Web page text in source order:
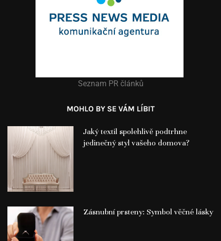
Seznam PR článků
MOHLO BY SE VÁM LÍBIT
Jaký textil spolehlivě podtrhne
jedinečný styl vašeho domova?
Zásnubní prsteny: Symbol věčné lásky